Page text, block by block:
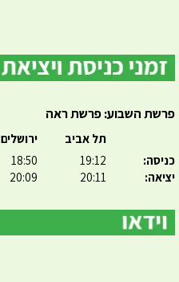
פרשת השבוע: פרשת ראה
כניסה:
יציאה:
תל אביב
19:12
20:11
ירושלים
18:50
20:09